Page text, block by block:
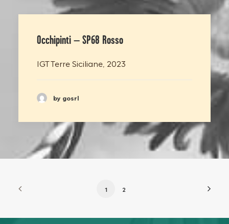
Occhipinti – SP68 Rosso
IGT Terre Siciliane, 2023
by gosrl
1 2